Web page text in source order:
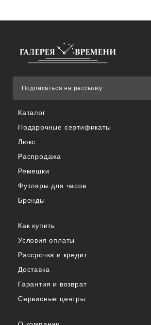
Каталог
Подарочные сертификаты
Люкс
Распродажа
Ремешки
Футляры для часов
Бренды
Как купить
Условия оплаты
Рассрочка и кредит
Доставка
Гарантия и возврат
Сервисные центры
Подписаться на рассылку